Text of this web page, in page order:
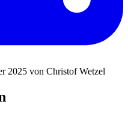
2025 von Christof Wetzel